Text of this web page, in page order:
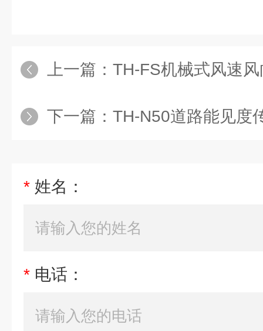
上一篇： TH-FS机械式风速
下一篇： TH-N50道路能见度
* 姓名：
* 电话：